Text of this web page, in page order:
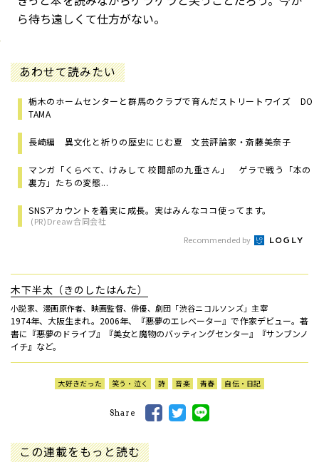
ら待ち遠しくて仕方がない。
あわせて読みたい
栃木のホームセンターと群馬のクラブで育んだストリートワイズ DO
TAMA
長崎編 異文化と祈りの歴史にじむ夏 文芸評論家・斎藤美奈子
マンガ「くらべて、けみして 校閲部の九重さん」 ゲラで戦う「本の
裏方」たちの変態...
SNSアカウントを着実に成長。実はみんなココ使ってます。
(PR)Dreaw合同会社
Recommended by
木下半太（きのしたはんた）
小説家、漫画原作者、映画監督、俳優、劇団「渋谷ニコルソンズ」主宰
1974年、大阪生まれ。2006年、『悪夢のエレベーター』で作家デビュー。著
書に『悪夢のドライブ』『美女と魔物のバッティングセンター』『サンブンノ
イチ』など。
大好きだった 笑う・泣く 詩 音楽 青春 自伝・日記
Share
この連載をもっと読む